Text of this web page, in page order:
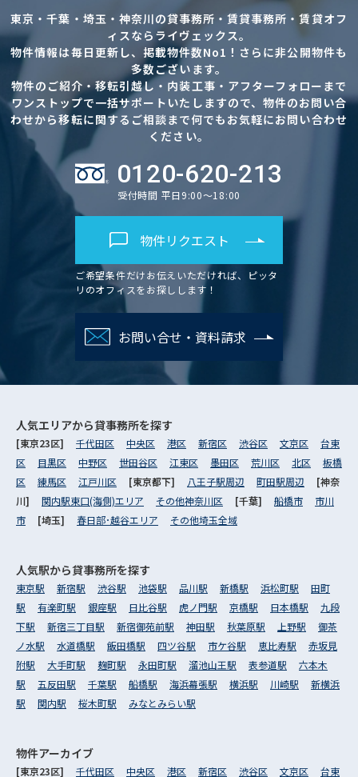
東京・千葉・埼玉・神奈川の貸事務所・賃貸事務所・賃貸オフ
ィスならライヴェックス。
物件情報は毎日更新し、掲載物件数No1！さらに非公開物件も
多数ございます。
物件のご紹介・移転引越し・内装工事・アフターフォローまで
ワンストップで一括サポートいたしますので、物件のお問い合
わせから移転に関するご相談まで何でもお気軽にお問い合わせ
ください。
0120-620-213
受付時間 平日9:00～18:00
物件リクエスト
ご希望条件だけお伝えいただければ、ピッタ
リのオフィスをお探しします！
お問い合せ・資料請求
人気エリアから貸事務所を探す
[東京23区] 千代田区 中央区 港区 新宿区 渋谷区 文京区
台東
区
目黒区 中野区 世田谷区 江東区 墨田区 荒川区 北区
板橋
区
練馬区 江戸川区 [東京都下] 八王子駅周辺 町田駅周辺
[神奈
川] 関内駅東口(海側)エリア その他神奈川区 [千葉] 船橋市
市川
市
[埼玉] 春日部･越谷エリア その他埼玉全域
人気駅から貸事務所を探す
東京駅 新宿駅 渋谷駅 池袋駅 品川駅 新橋駅 浜松町駅
田町
駅
有楽町駅 銀座駅 日比谷駅 虎ノ門駅 京橋駅 日本橋駅
九段
下駅
新宿三丁目駅 新宿御苑前駅 神田駅 秋葉原駅 上野駅
御茶
ノ水駅
水道橋駅 飯田橋駅 四ツ谷駅 市ケ谷駅 恵比寿駅
赤坂見
附駅
大手町駅 麹町駅 永田町駅 溜池山王駅 表参道駅
六本木
駅
五反田駅 千葉駅 船橋駅 海浜幕張駅 横浜駅 川崎駅
新横浜
駅
関内駅 桜木町駅 みなとみらい駅
物件アーカイブ
[東京23区] 千代田区 中央区 港区 新宿区 渋谷区 文京区 台東